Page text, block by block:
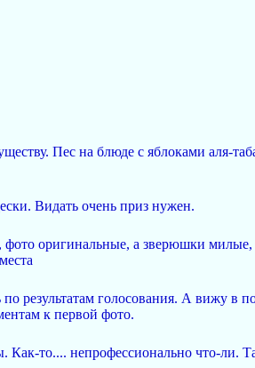
Пес на блюде с яблоками аля-
Видать очень приз нужен.
оригинальные, а зверюшки милые,
результатам голосования. А вижу в
к первой фото.
Как-то.... непрофессионально что-ли.